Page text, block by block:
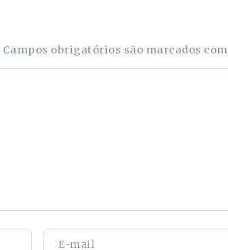
Campos obrigatórios são marcados com